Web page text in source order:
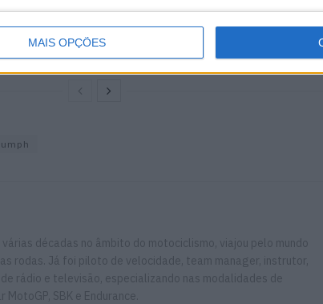
MAIS OPÇÕES
Antigas de Sintra
décadas no âmbito do motociclismo, viajou pelo mundo
rodas. Já foi piloto de velocidade, team manager, instrutor,
rádio e televisão, especializando nas modalidades de
SBK e Endurance.